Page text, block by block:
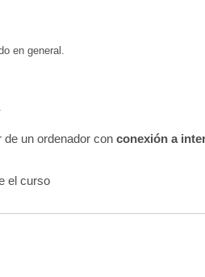
en general.
un ordenador con conexión a
el curso